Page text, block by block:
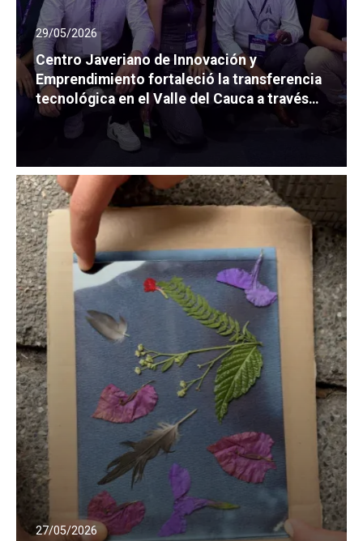
29/05/2026
Centro Javeriano de Innovación y
Emprendimiento fortaleció la transferencia
tecnológica en el Valle del Cauca a través
de Fusióni3 Valle
27/05/2026